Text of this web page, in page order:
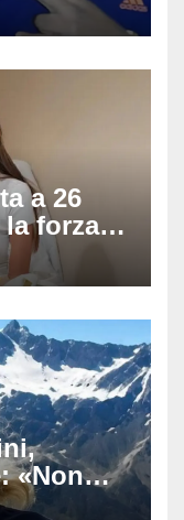
a 26
forza
«Non
siete